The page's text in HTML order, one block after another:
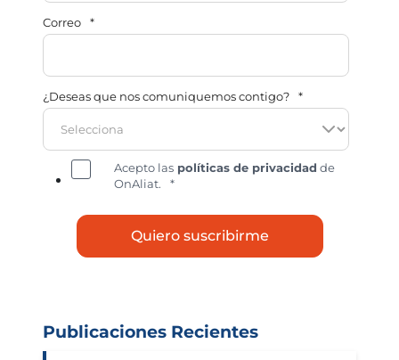
Correo *
¿Deseas que nos comuniquemos contigo? *
Acepto las políticas de privacidad de
OnAliat.
*
Publicaciones Recientes